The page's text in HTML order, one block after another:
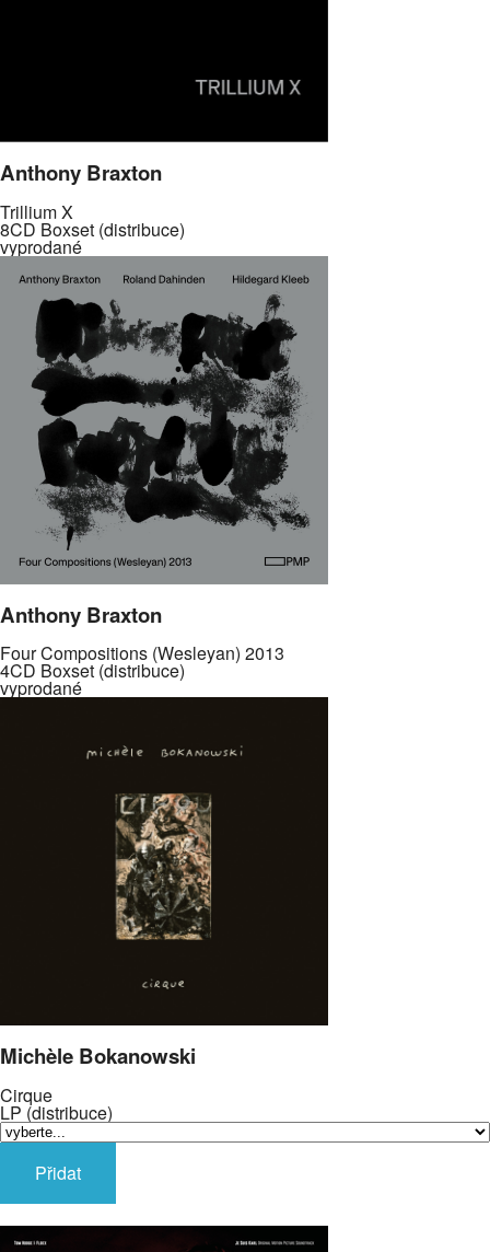
Anthony Braxton
Trillium X
8CD Boxset (distribuce)
vyprodané
Anthony Braxton
Four Compositions (Wesleyan) 2013
4CD Boxset (distribuce)
vyprodané
Michèle Bokanowski
Cirque
LP (distribuce)
Přidat